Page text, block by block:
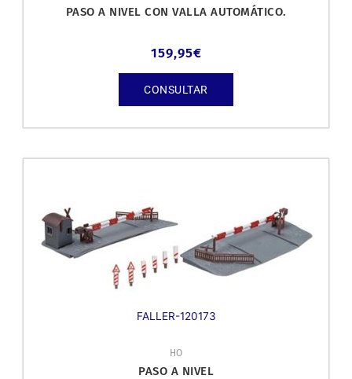
PASO A NIVEL CON VALLA AUTOMÁTICO.
159,95€
CONSULTAR
FALLER-120173
HO
PASO A NIVEL